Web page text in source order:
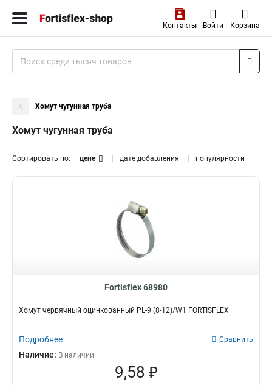
Контакты Войти Корзина
Хомут чугунная труба
Хомут чугунная труба
Сортировать по: цене дате добавления популярности
Fortisflex 68980
Хомут червячный оцинкованный PL-9 (8-12)/W1 FORTISFLEX
Подробнее Сравнить
Наличие: В наличии
9,58 ₽